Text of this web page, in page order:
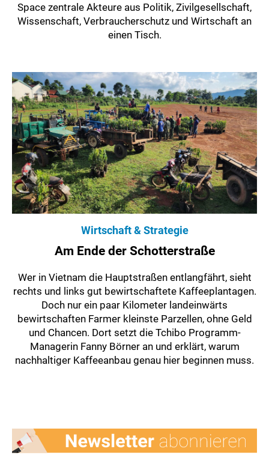
Space zentrale Akteure aus Politik, Zivilgesellschaft,
Wissenschaft, Verbraucherschutz und Wirtschaft an
einen Tisch.
Wirtschaft & Strategie
Am Ende der Schotterstraße
Wer in Vietnam die Hauptstraßen entlangfährt, sieht
rechts und links gut bewirtschaftete Kaffeeplantagen.
Doch nur ein paar Kilometer landeinwärts
bewirtschaften Farmer kleinste Parzellen, ohne Geld
und Chancen. Dort setzt die Tchibo Programm-
Managerin Fanny Börner an und erklärt, warum
nachhaltiger Kaffeeanbau genau hier beginnen muss.